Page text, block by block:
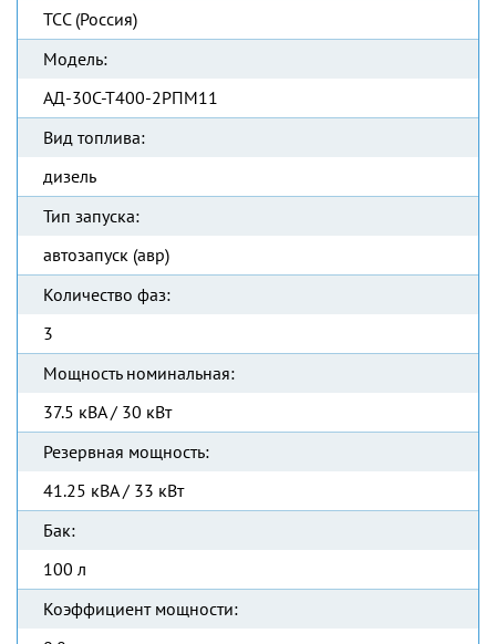
ТСС (Россия)
Модель:
АД-30С-Т400-2РПМ11
Вид топлива:
дизель
Тип запуска:
автозапуск (авр)
Количество фаз:
3
Мощность номинальная:
37.5 кВА / 30 кВт
Резервная мощность:
41.25 кВА / 33 кВт
Бак:
100 л
Коэффициент мощности: